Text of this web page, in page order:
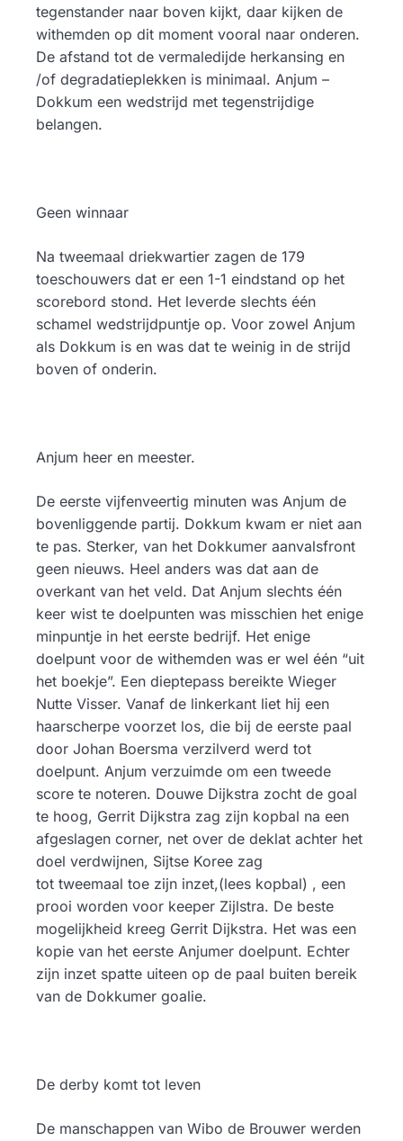
tegenstander naar boven kijkt, daar kijken de
withemden op dit moment vooral naar onderen.
De afstand tot de vermaledijde herkansing en
/of degradatieplekken is minimaal. Anjum –
Dokkum een wedstrijd met tegenstrijdige
belangen.
Geen winnaar
Na tweemaal driekwartier zagen de 179
toeschouwers dat er een 1-1 eindstand op het
scorebord stond. Het leverde slechts één
schamel wedstrijdpuntje op. Voor zowel Anjum
als Dokkum is en was dat te weinig in de strijd
boven of onderin.
Anjum heer en meester.
De eerste vijfenveertig minuten was Anjum de
bovenliggende partij. Dokkum kwam er niet aan
te pas. Sterker, van het Dokkumer aanvalsfront
geen nieuws. Heel anders was dat aan de
overkant van het veld. Dat Anjum slechts één
keer wist te doelpunten was misschien het enige
minpuntje in het eerste bedrijf. Het enige
doelpunt voor de withemden was er wel één “uit
het boekje”. Een dieptepass bereikte Wieger
Nutte Visser. Vanaf de linkerkant liet hij een
haarscherpe voorzet los, die bij de eerste paal
door Johan Boersma verzilverd werd tot
doelpunt. Anjum verzuimde om een tweede
score te noteren. Douwe Dijkstra zocht de goal
te hoog, Gerrit Dijkstra zag zijn kopbal na een
afgeslagen corner, net over de deklat achter het
doel verdwijnen, Sijtse Koree zag
tot tweemaal toe zijn inzet,(lees kopbal) , een
prooi worden voor keeper Zijlstra. De beste
mogelijkheid kreeg Gerrit Dijkstra. Het was een
kopie van het eerste Anjumer doelpunt. Echter
zijn inzet spatte uiteen op de paal buiten bereik
van de Dokkumer goalie.
De derby komt tot leven
De manschappen van Wibo de Brouwer werden